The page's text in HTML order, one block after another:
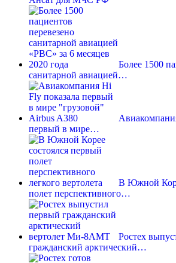
Более 1500
санитарной авиацией…
первый в мире…
В Южной
полет перспективного…
Ростех
гражданский арктический…